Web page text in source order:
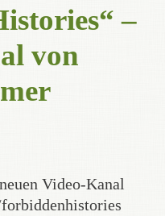
–
von
Video-Kanal